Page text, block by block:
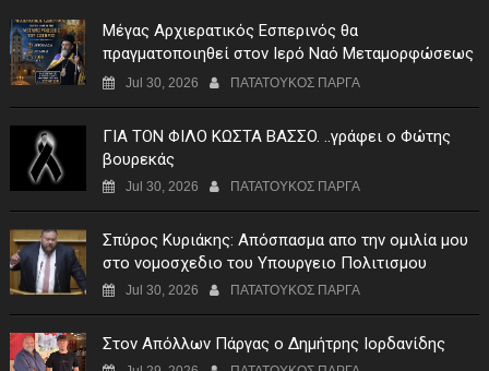
Μέγας Αρχιερατικός Εσπερινός θα
πραγματοποιηθεί στον Ιερό Ναό Μεταμορφώσεως
του Σωτήρος Σταυροχωρίου στης 5 Αυγούστου
Jul 30, 2026 ΠΑΤΑΤΟΥΚΟΣ ΠΑΡΓΑ
ΓIA TON ΦIΛO KΩΣTA BAΣΣO. ..γράφει ο Φώτης
βουρεκάς
Jul 30, 2026 ΠΑΤΑΤΟΥΚΟΣ ΠΑΡΓΑ
Σπύρος Κυριάκης: Απόσπασμα απο την ομιλία μου
στο νομοσχεδιο του Υπουργειο Πολιτισμου
Jul 30, 2026 ΠΑΤΑΤΟΥΚΟΣ ΠΑΡΓΑ
Στον Απόλλων Πάργας ο Δημήτρης Ιορδανίδης